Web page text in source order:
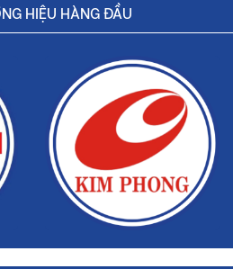
HIỆU HÀNG ĐẦU